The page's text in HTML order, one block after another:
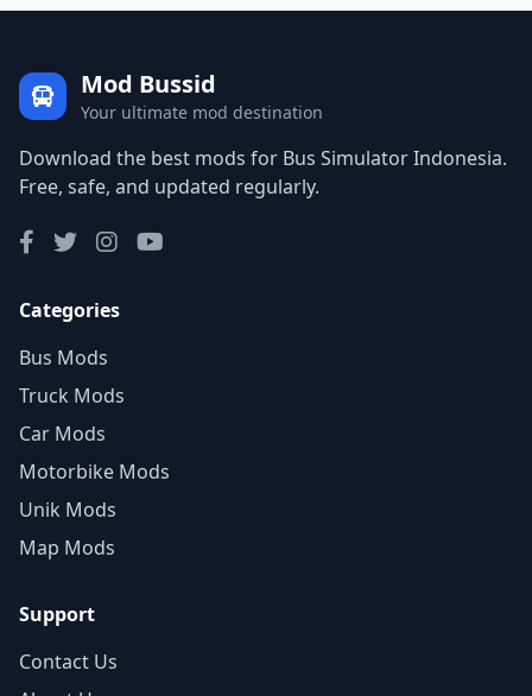
Mod Bussid
Your ultimate mod destination
Download the best mods for Bus Simulator Indonesia.
Free, safe, and updated regularly.
Categories
Bus Mods
Truck Mods
Car Mods
Motorbike Mods
Unik Mods
Map Mods
Support
Contact Us